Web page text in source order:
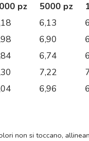
pz 5000 pz
6,13
6,90
6,74
7,22
6,96
non si toccano,